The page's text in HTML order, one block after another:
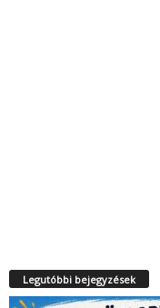
Legutóbbi bejegyzések